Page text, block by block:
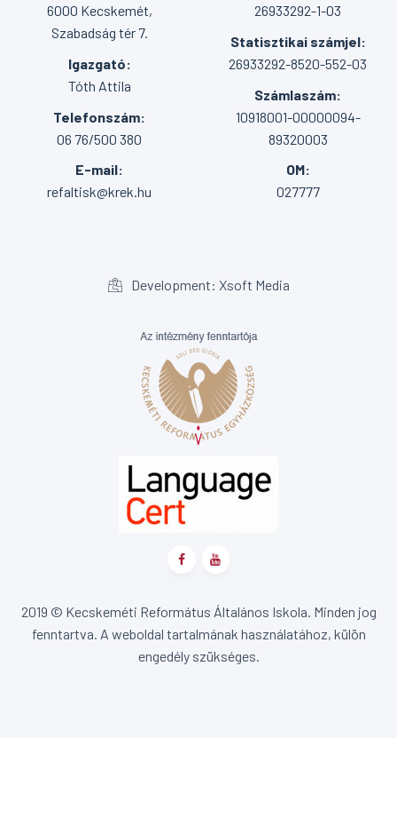
6000 Kecskemét,
Szabadság tér 7.
Igazgató:
Tóth Attila
Telefonszám:
06 76/500 380
E-mail:
refaltisk@krek.hu
26933292-1-03
Statisztikai számjel:
26933292-8520-552-03
Számlaszám:
10918001-00000094-
89320003
OM:
027777
Development: Xsoft Media
2019 © Kecskeméti Református Általános Iskola. Minden jog
fenntartva. A weboldal tartalmának használatához, külön
engedély szükséges.